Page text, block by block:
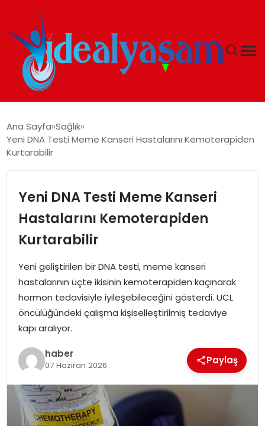
GÜNDEM
İDEAL SPOR
YAŞAM
MAGAZIN
SAĞLIK
SOSYAL HABER
Ana Sayfa Sağlık
Yeni DNA Testi Meme Kanseri Hastalarını Kemoterapiden
Kurtarabilir
Yeni DNA Testi Meme Kanseri
Hastalarını Kemoterapiden
Kurtarabilir
Yeni geliştirilen bir DNA testi, meme kanseri
hastalarının üçte ikisinin kemoterapiden kaçınarak
hormon tedavisiyle iyileşebileceğini gösterdi. UCL
öncülüğündeki çalışma kişiselleştirilmiş tedaviye
kapı aralıyor.
haber
07 Haziran 2026 Paylaş